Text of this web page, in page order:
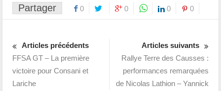
Partager 0 0 0 0
Articles précédents
FFSA GT – La première
victoire pour Consani et
Lariche
Articles suivants
Rallye Terre des Causses :
performances remarquées
de Nicolas Lathion – Yannick